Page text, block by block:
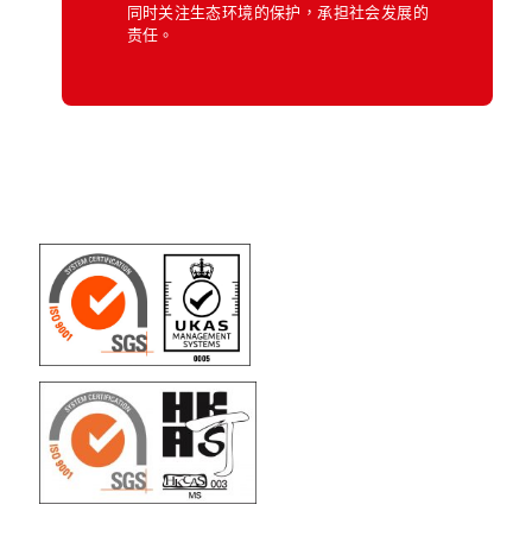
同时关注生态环境的保护，承担社会发展的
责任。